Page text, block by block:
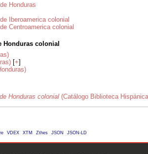
Honduras
Iberoamerica colonial
Centroamerica colonial
Honduras colonial
[+]
Honduras colonial (Catálogo Biblioteca
VDEX XTM Zthes JSON JSON-LD